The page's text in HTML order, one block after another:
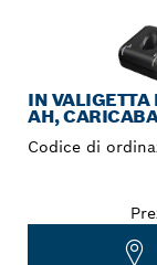
IN VALIGETTA
AH,
Codice di